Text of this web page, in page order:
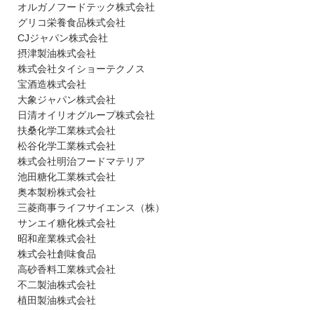
オルガノフードテック株式会社
グリコ栄養食品株式会社
CJジャパン株式会社
摂津製油株式会社
株式会社タイショーテクノス
宝酒造株式会社
大象ジャパン株式会社
日清オイリオグループ株式会社
扶桑化学工業株式会社
松谷化学工業株式会社
株式会社明治フードマテリア
池田糖化工業株式会社
奥本製粉株式会社
三菱商事ライフサイエンス（株）
サンエイ糖化株式会社
昭和産業株式会社
株式会社創味食品
高砂香料工業株式会社
不二製油株式会社
植田製油株式会社